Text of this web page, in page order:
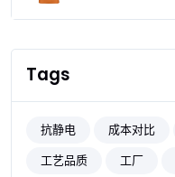
Tags
抗静电 成本对比
工艺品质
工厂